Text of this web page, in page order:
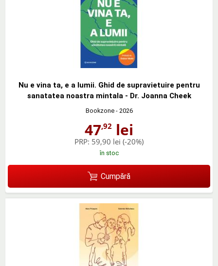
Nu e vina ta, e a lumii. Ghid de supravietuire pentru
sanatatea noastra mintala - Dr. Joanna Cheek
Bookzone- 2026
47,92 lei
PRP: 59,90 lei (-20%)
în stoc
Cumpără